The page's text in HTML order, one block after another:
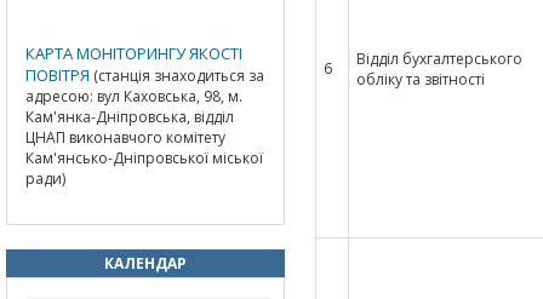
КАРТА МОНІТОРИНГУ ЯКОСТІ
ПОВІТРЯ (станція знаходиться за
адресою: вул Каховська, 98, м.
Кам'янка-Дніпровська, відділ
ЦНАП виконавчого комітету
Кам'янсько-Дніпровської міської
ради)
КАЛЕНДАР
6
Відділ бухгалтерського
обліку та звітності